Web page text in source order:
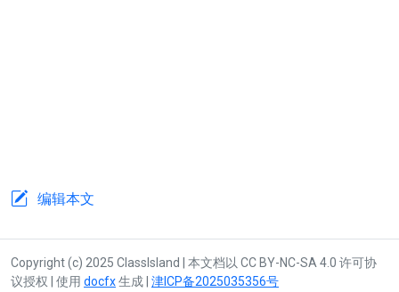
编辑本文
Copyright (c) 2025 ClassIsland | 本文档以 CC BY-NC-SA 4.0 许可协
议授权 | 使用 docfx生成 | 津ICP备2025035356号